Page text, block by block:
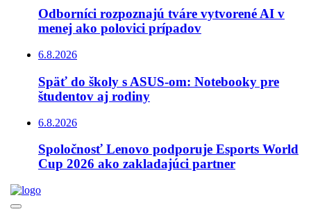
Odborníci rozpoznajú tváre vytvorené AI v
menej ako polovici prípadov
6.8.2026
Späť do školy s ASUS-om: Notebooky pre
študentov aj rodiny
6.8.2026
Spoločnosť Lenovo podporuje Esports World
Cup 2026 ako zakladajúci partner